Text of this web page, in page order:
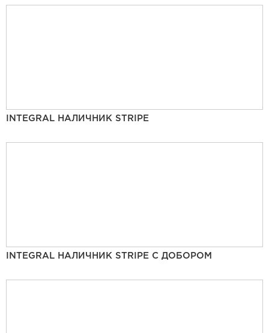
INTEGRAL НАЛИЧНИК STRIPE
INTEGRAL НАЛИЧНИК STRIPE С ДОБОРОМ